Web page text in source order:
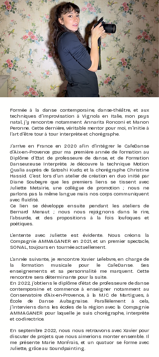
Formée à la danse contemporaine, danse-théâtre, et aux
techniques d’improvisation à Vignola en Italie, mon pays
natal, j’y rencontre notamment Annarita Ronconi et Manon
Peronne. Cette dernière, véritable mentor pour moi, m’initie à
l’art d’être tour à tour interprète et chorégraphe.
J’arrive en France en 2020 afin d’intégrer le CafeDanse
d’Aix-en-Provence pour ma première année de formation au
Diplôme d’Etat de professeure de danse, et de Formation
Danseur.euse Interprète. Je découvre la technique Motion
Qualia auprès de Satoshi Kudo; et la chorégraphe Christine
Hassid. C’est lors d’un atelier de création en duo initié par
Diane Soubeyre que les premiers liens se tissent avec
Juliette Metairie, une collèguede promotion ; nous ne
parlons pas la même langue mais nos corps communiquent
avec fluidité.
Ce lien se développe ensuite pendant les ateliers de
Bernard Menaut ; nous nous rejoignons dans le rire,
l’absurde, et des propositions à la fois loufoques et
poétiques.
L’entente avec Juliette est évidente. Nous créons la
Compagnie AMMAGANER en 2021, et un premier spectacle,
SONAL, toujours en tournée actuellement.
L’année suivante, je rencontre Xavier Lefebvre, en charge de
la formation musicale pour le CafeDanse. Ses
enseignements et sa personnalité me marquent. Cette
rencontre sera déterminante pour la suite.
En 2022, j’obtiens le diplôme d’état de professeure de danse
contemporaine et commence à enseigner notamment au
Conservatoire d'Aix-en-Provence, à la MJC de Martigues, à
École de Danse Aubagnaise. Parallèlementà cela,
j’interviens dans les écoles de la région avec la Compagnie
AMMAGANER pour laquelle je suis chorégraphe, interprète
et co-directrice.
En septembre 2022, nous nous retrouvons avec Xavier pour
discuter de projets que nous aimerions monter ensemble. Il
me présente Marie Monfrais, et un quatuor se forme avec
Juliette, grâce au Soundpainting.